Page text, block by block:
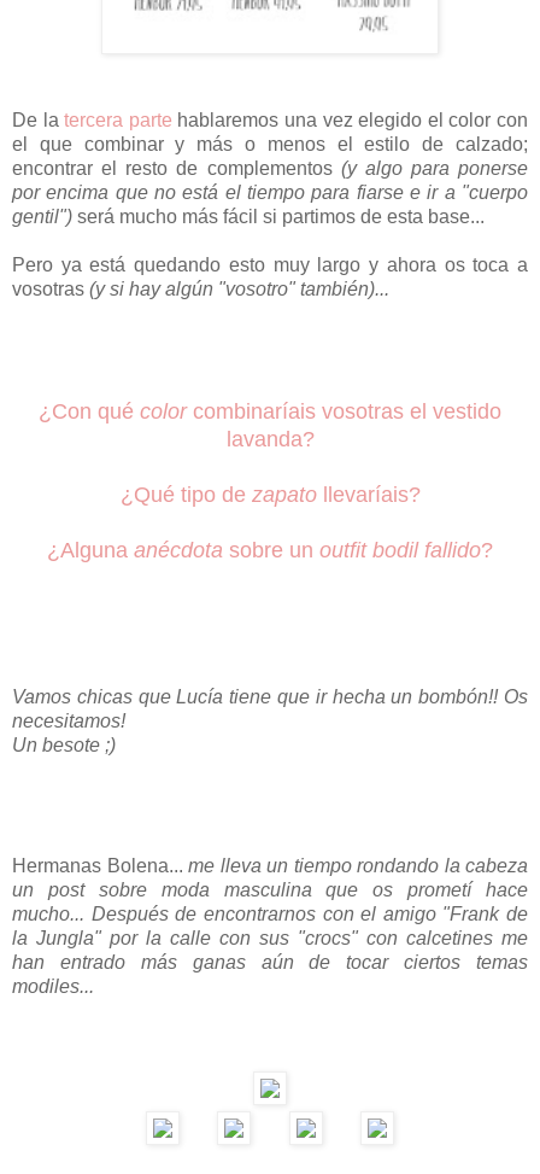
De latercera parte hablaremos una vez elegido el color con
el que combinar y más o menos el estilo de calzado;
encontrar el resto de complementos (y algo para ponerse
por encima que no está el tiempo para fiarse e ir a "cuerpo
gentil") será mucho más fácil si partimos de esta base...
Pero ya está quedando esto muy largo y ahora os toca a
vosotras (y si hay algún "vosotro" también)...
¿Con qué colorcombinaríais vosotras el vestido
lavanda?
¿Qué tipo de zapatollevaríais?
¿Alguna anécdota sobre un outfit bodil fallido?
Vamos chicas que Lucía tiene que ir hecha un bombón!! Os
necesitamos!
Un besote ;)
Hermanas Bolena... me lleva un tiempo rondando la cabeza
un post sobre moda masculina que os prometí hace
mucho... Después de encontrarnos con el amigo "Frank de
la Jungla" por la calle con sus "crocs" con calcetines me
han entrado más ganas aún de tocar ciertos temas
modiles...